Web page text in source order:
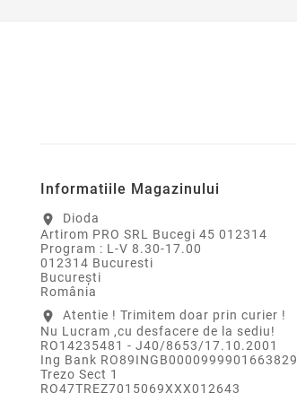
Informatiile Magazinului
location_on
Dioda
Artirom PRO SRL Bucegi 45 012314
Program : L-V 8.30-17.00
012314 Bucuresti
Bucureşti
România
location_on
Atentie ! Trimitem doar prin curier !
Nu Lucram ,cu desfacere de la sediu!
RO14235481 - J40/8653/17.10.2001
Ing Bank RO89INGB0000999901663829
Trezo Sect 1
RO47TREZ7015069XXX012643